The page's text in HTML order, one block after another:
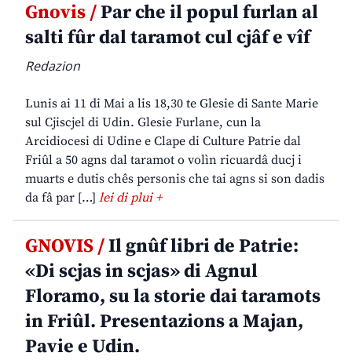
Gnovis /Par che il popul furlan al
salti fûr dal taramot cul cjâf e vîf
Redazion
Lunis ai 11 di Mai a lis 18,30 te Glesie di Sante Marie
sul Cjiscjel di Udin. Glesie Furlane, cun la
Arcidiocesi di Udine e Clape di Culture Patrie dal
Friûl a 50 agns dal taramot o volìn ricuardâ ducj i
muarts e dutis chês personis che tai agns si son dadis
da fâ par […] lei di plui +
GNOVIS /Il gnûf libri de Patrie:
«Di scjas in scjas» di Agnul
Floramo, su la storie dai taramots
in Friûl. Presentazions a Majan,
Pavie e Udin.